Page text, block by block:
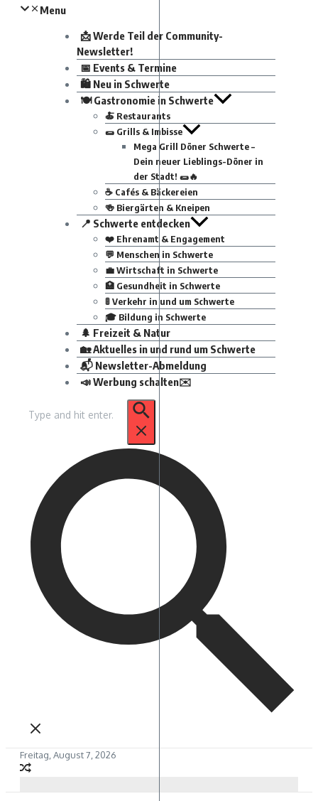
Menu
📩 Werde Teil der Community-
Newsletter!
📅 Events & Termine
🛍 Neu in Schwerte
🍽 Gastronomie in Schwerte
🍝 Restaurants
🌯 Grills & Imbisse
Mega Grill Döner Schwerte –
Dein neuer Lieblings-Döner in
der Stadt! 🌯🔥
☕ Cafés & Bäckereien
🍻 Biergärten & Kneipen
📍 Schwerte entdecken
❤️ Ehrenamt & Engagement
💬 Menschen in Schwerte
💼 Wirtschaft in Schwerte
🏥 Gesundheit in Schwerte
🚦 Verkehr in und um Schwerte
🎓 Bildung in Schwerte
🌲 Freizeit & Natur
🏡 Aktuelles in und rund um Schwerte
📬 Newsletter-Abmeldung
📣 Werbung schalten✉️
nach:
Freitag, August 7, 2026